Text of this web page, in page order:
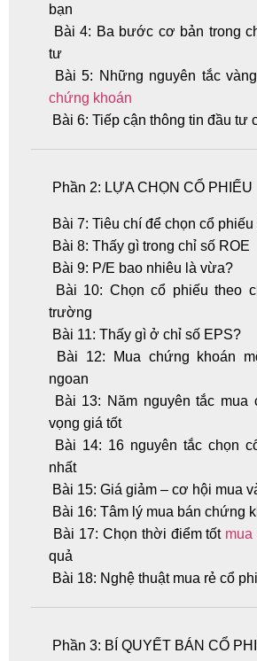
bạn
Bài 4: Ba bước cơ bản trong
tư
Bài 5: Những nguyên tắc
chứng khoán
Bài 6: Tiếp cận thông tin đầu tư
Phần 2: LỰA CHỌN CỔ PHIẾU
Bài 7: Tiêu chí để chọn cổ phiếu
Bài 8: Thấy gì trong chỉ số ROE
Bài 9: P/E bao nhiêu là vừa?
Bài 10: Chọn cổ phiếu theo
trường
Bài 11: Thấy gì ở chỉ số EPS?
Bài 12: Mua chứng khoán
ngoan
Bài 13: Năm nguyên tắc mua
vọng giá tốt
Bài 14: 16 nguyên tắc chọn
nhất
Bài 15: Giá giảm – cơ hội mua
Bài 16: Tâm lý mua bán chứng
Bài 17: Chọn thời điểm tốt mua
quả
Bài 18: Nghệ thuật mua rẻ cổ
Phần 3: BÍ QUYẾT BÁN CỔ